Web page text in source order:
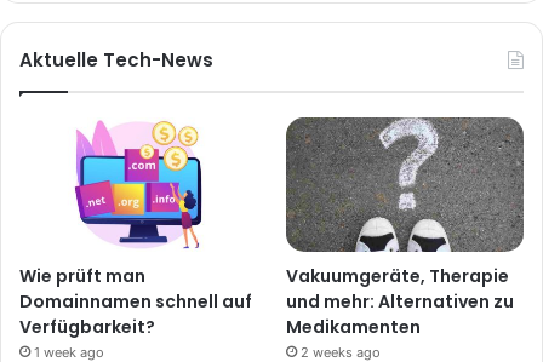
Aktuelle Tech-News
Wie prüft man
Domainnamen schnell auf
Verfügbarkeit?
1 week ago
Vakuumgeräte, Therapie
und mehr: Alternativen zu
Medikamenten
2 weeks ago